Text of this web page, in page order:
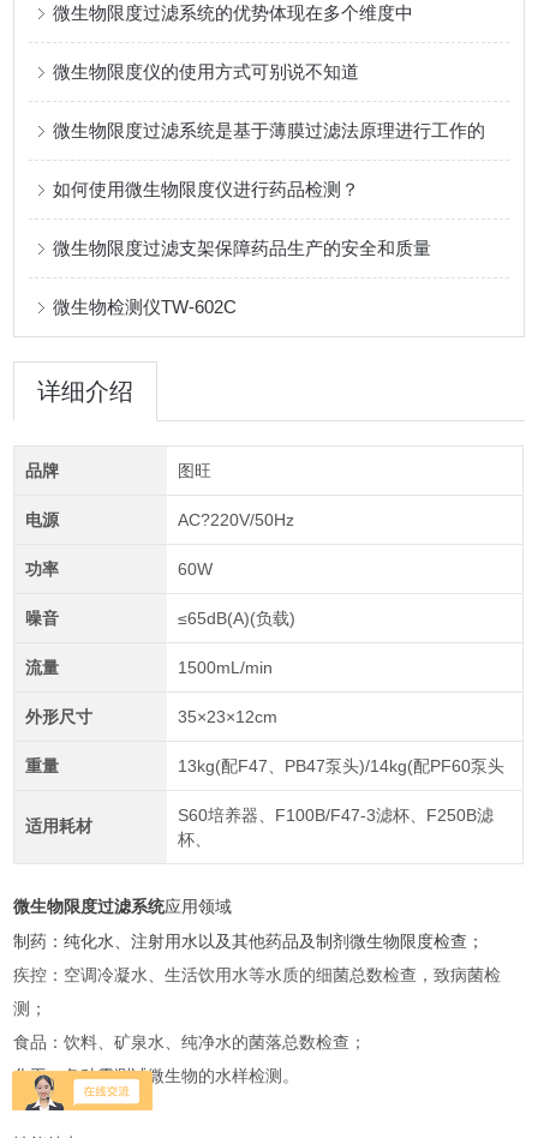
微生物限度过滤系统的优势体现在多个维度中
微生物限度仪的使用方式可别说不知道
微生物限度过滤系统是基于薄膜过滤法原理进行工作的
如何使用微生物限度仪进行药品检测？
微生物限度过滤支架保障药品生产的安全和质量
微生物检测仪TW-602C
详细介绍
品牌 图旺
电源 AC?220V/50Hz
功率 60W
噪音 ≤65dB(A)(负载)
流量 1500mL/min
外形尺寸 35×23×12cm
重量 13kg(配F47、PB47泵头)/14kg(配PF60泵头
适用耗材
S60培养器、F100B/F47-3滤杯、F250B滤
杯、
微生物限度过滤系统应用领域
制药：纯化水、注射用水以及其他药品及制剂微生物限度检查；
疾控：空调冷凝水、生活饮用水等水质的细菌总数检查，致病菌检
测；
食品：饮料、矿泉水、纯净水的菌落总数检查；
化工：各种需测试微生物的水样检测。